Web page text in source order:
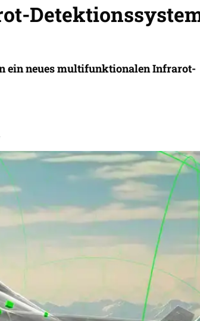
ein neues multifunktionalen Infrarot-